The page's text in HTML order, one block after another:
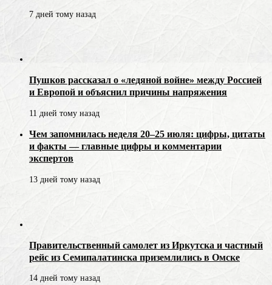
7 дней тому назад
Пушков рассказал о «ледяной войне» между Россией
и Европой и объяснил причины напряжения
11 дней тому назад
Чем запомнилась неделя 20–25 июля: цифры, цитаты
и факты — главные цифры и комментарии
экспертов
13 дней тому назад
Правительственный самолет из Иркутска и частный
рейс из Семипалатинска приземлились в Омске
14 дней тому назад